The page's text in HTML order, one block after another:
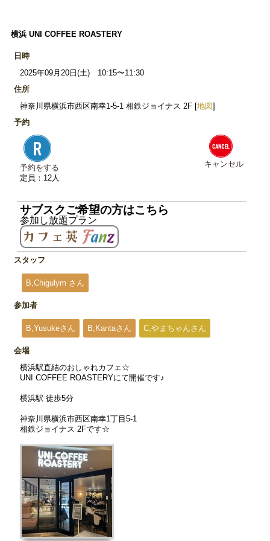
横浜 UNI COFFEE ROASTERY
日時
2025年09月20日(土) 10:15〜11:30
住所
神奈川県横浜市西区南幸1-5-1 相鉄ジョイナス 2F [地図]
予約
予約をする
定員：12人
キャンセル
サブスクご希望の方はこちら
参加し放題プラン
スタッフ
B,Chigulym さん
参加者
B,Yusukeさん B,Kantaさん C,やまちゃんさん
会場
横浜駅直結のおしゃれカフェ☆
UNI COFFEE ROASTERYにて開催です♪
横浜駅 徒歩5分
神奈川県横浜市西区南幸1丁目5-1
相鉄ジョイナス 2Fです☆